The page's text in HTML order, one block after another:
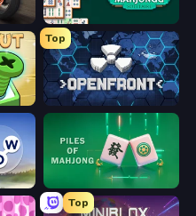
Mahjongg Solitaire
Screw Out: Bolts and Nuts
Top
Openfront
Piles of Mahjong
Top